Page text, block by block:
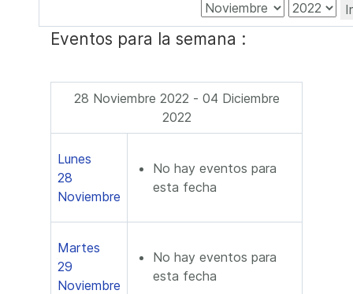
Eventos para la semana :
28 Noviembre 2022 - 04 Diciembre
2022
Lunes
28
Noviembre
No hay eventos para
esta fecha
Martes
29
Noviembre
No hay eventos para
esta fecha